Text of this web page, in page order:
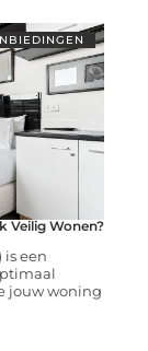
Veilig Wonen?
is een
jouw woning